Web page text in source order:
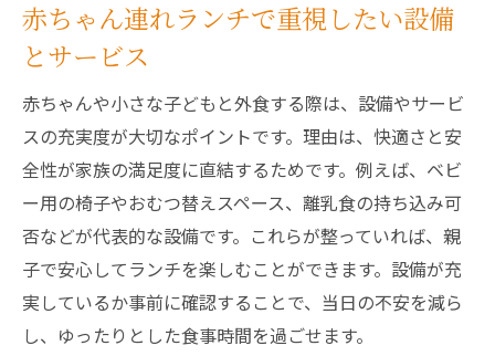
赤ちゃん連れランチで重視したい設備
とサービス
赤ちゃんや小さな子どもと外食する際は、設備やサービ
スの充実度が大切なポイントです。理由は、快適さと安
全性が家族の満足度に直結するためです。例えば、ベビ
ー用の椅子やおむつ替えスペース、離乳食の持ち込み可
否などが代表的な設備です。これらが整っていれば、親
子で安心してランチを楽しむことができます。設備が充
実しているか事前に確認することで、当日の不安を減ら
し、ゆったりとした食事時間を過ごせます。